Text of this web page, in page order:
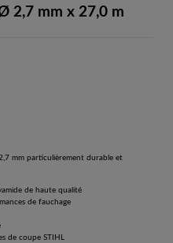
2,7 mm x 27,0 m
mm particulièrement durable et
de haute qualité
de fauchage
de coupe STIHL